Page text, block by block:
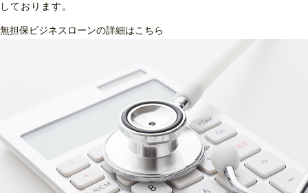
しております。
無担保ビジネスローンの詳細はこちら